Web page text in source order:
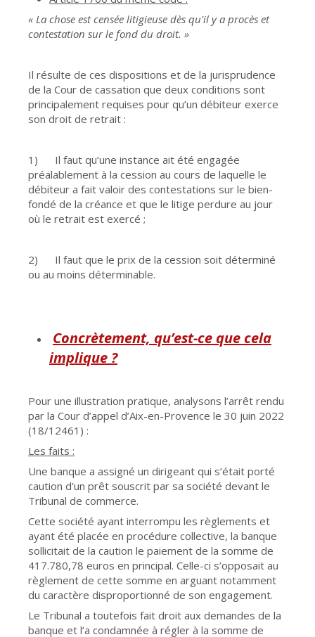
« La chose est censée litigieuse dès qu'il y a procès et
contestation sur le fond du droit. »
Il résulte de ces dispositions et de la jurisprudence
de la Cour de cassation que deux conditions sont
principalement requises pour qu’un débiteur exerce
son droit de retrait :
1) Il faut qu’une instance ait été engagée
préalablement à la cession au cours de laquelle le
débiteur a fait valoir des contestations sur le bien-
fondé de la créance et que le litige perdure au jour
où le retrait est exercé ;
2) Il faut que le prix de la cession soit déterminé
ou au moins déterminable.
Concrètement, qu’est-ce que cela
implique ?
Pour une illustration pratique, analysons l’arrêt rendu
par la Cour d’appel d’Aix-en-Provence le 30 juin 2022
(18/12461) :
Les faits :
Une banque a assigné un dirigeant qui s’était porté
caution d’un prêt souscrit par sa société devant le
Tribunal de commerce.
Cette société ayant interrompu les règlements et
ayant été placée en procédure collective, la banque
sollicitait de la caution le paiement de la somme de
417.780,78 euros en principal. Celle-ci s’opposait au
règlement de cette somme en arguant notamment
du caractère disproportionné de son engagement.
Le Tribunal a toutefois fait droit aux demandes de la
banque et l’a condamnée à régler à la somme de